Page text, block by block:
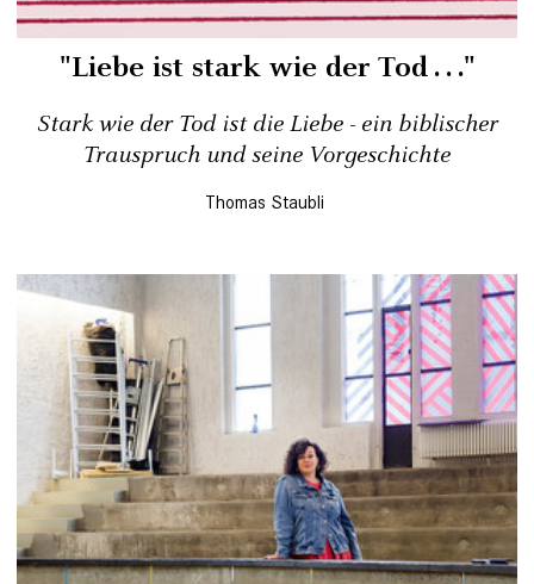
"Liebe ist stark wie der Tod . . ."
Stark wie der Tod ist die Liebe - ein biblischer
Trauspruch und seine Vorgeschichte
Thomas Staubli